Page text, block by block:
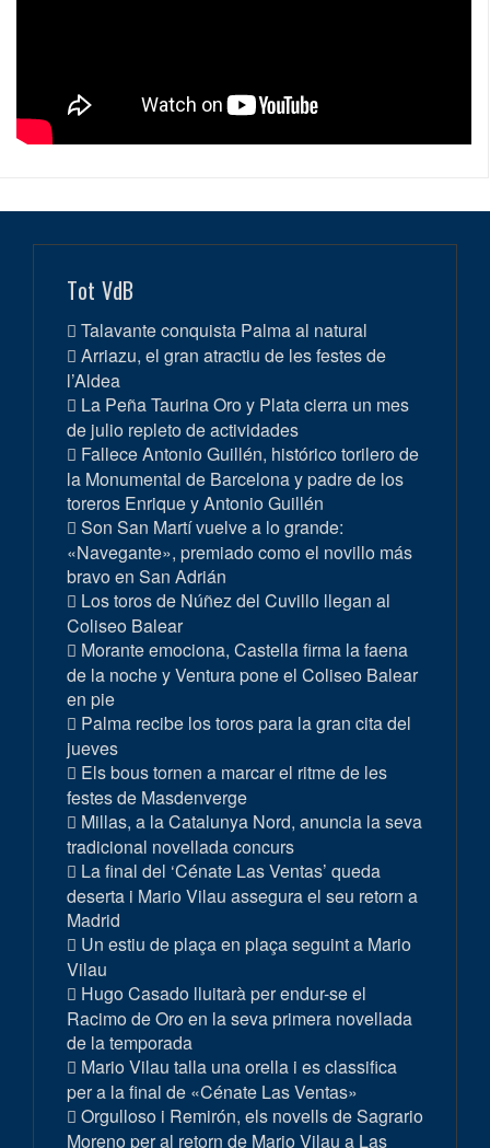
Tot VdB
Talavante conquista Palma al natural
Arriazu, el gran atractiu de les festes de
l’Aldea
La Peña Taurina Oro y Plata cierra un mes
de julio repleto de actividades
Fallece Antonio Guillén, histórico torilero de
la Monumental de Barcelona y padre de los
toreros Enrique y Antonio Guillén
Son San Martí vuelve a lo grande:
«Navegante», premiado como el novillo más
bravo en San Adrián
Los toros de Núñez del Cuvillo llegan al
Coliseo Balear
Morante emociona, Castella firma la faena
de la noche y Ventura pone el Coliseo Balear
en pie
Palma recibe los toros para la gran cita del
jueves
Els bous tornen a marcar el ritme de les
festes de Masdenverge
Millas, a la Catalunya Nord, anuncia la seva
tradicional novellada concurs
La final del ‘Cénate Las Ventas’ queda
deserta i Mario Vilau assegura el seu retorn a
Madrid
Un estiu de plaça en plaça seguint a Mario
Vilau
Hugo Casado lluitarà per endur-se el
Racimo de Oro en la seva primera novellada
de la temporada
Mario Vilau talla una orella i es classifica
per a la final de «Cénate Las Ventas»
Orgulloso i Remirón, els novells de Sagrario
Moreno per al retorn de Mario Vilau a Las